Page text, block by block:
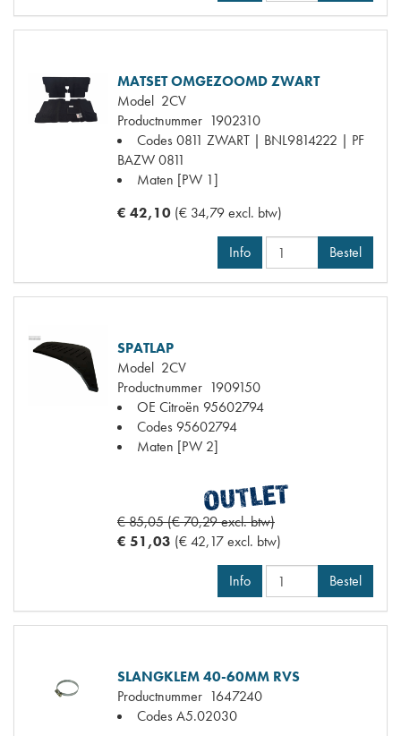
MATSET OMGEZOOMD ZWART
Model 2CV
Productnummer 1902310
Codes0811 ZWART | BNL9814222 | PF
BAZW 0811
Maten [PW 1]
€ 42,10 (€ 34,79 excl. btw)
Info Bestel
SPATLAP
Model 2CV
Productnummer 1909150
OE Citroën 95602794
Codes 95602794
Maten [PW 2]
€ 85,05 (€ 70,29 excl. btw)
€ 51,03 (€ 42,17 excl. btw)
Info Bestel
SLANGKLEM 40-60MM RVS
Productnummer 1647240
CodesA5.02030